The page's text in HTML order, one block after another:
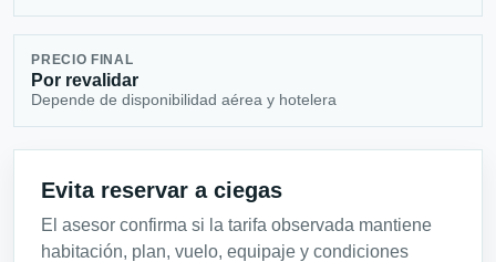
PRECIO FINAL
Por revalidar
Depende de disponibilidad aérea y hotelera
Evita reservar a ciegas
El asesor confirma si la tarifa observada mantiene
habitación, plan, vuelo, equipaje y condiciones